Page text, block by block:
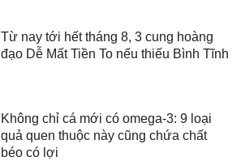
Từ nay tới hết tháng 8, 3 cung hoàng
đạo Dễ Mất Tiền To nếu thiếu Bình Tĩnh
Không chỉ cá mới có omega-3: 9 loại
quả quen thuộc này cũng chứa chất
béo có lợi